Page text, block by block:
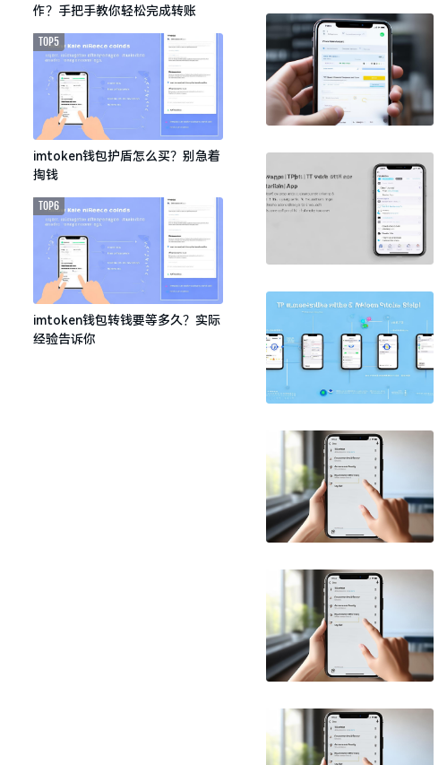
作？手把手教你轻松完成转账
imtoken钱包护盾怎么买？别急着
掏钱
TOP5
imtoken钱包转钱要等多久？实际
经验告诉你
TOP6